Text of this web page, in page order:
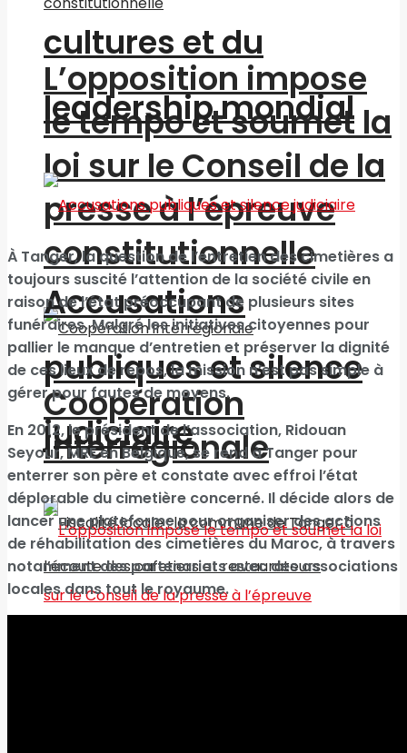
L’opposition impose
le tempo et soumet la
loi sur le Conseil de la
presse à l’épreuve
constitutionnelle
Coopération
interrégionale
cultures et du
leadership mondial
Accusations
publiques et silence
judiciaire
À Tanger, la question de l’entretien des cimetières a
toujours suscité l’attention de la société civile en
raison de l’état préoccupant de plusieurs sites
funéraires. Malgré les initiatives citoyennes pour
pallier le manque d’entretien et préserver la dignité
de ces lieux de repos, la mission n’est pas simple à
gérer pour fautes de moyens.
En 2012, le président de l’association, Ridouan
Seyour, MRE en Belgique, se rend à Tanger pour
enterrer son père et constate avec effroi l’état
déplorable du cimetière concerné. Il décide alors de
lancer une plateforme pour organiser des actions
de réhabilitation des cimetières du Maroc, à travers
notamment des partenariats avec des associations
locales dans tout le royaume.